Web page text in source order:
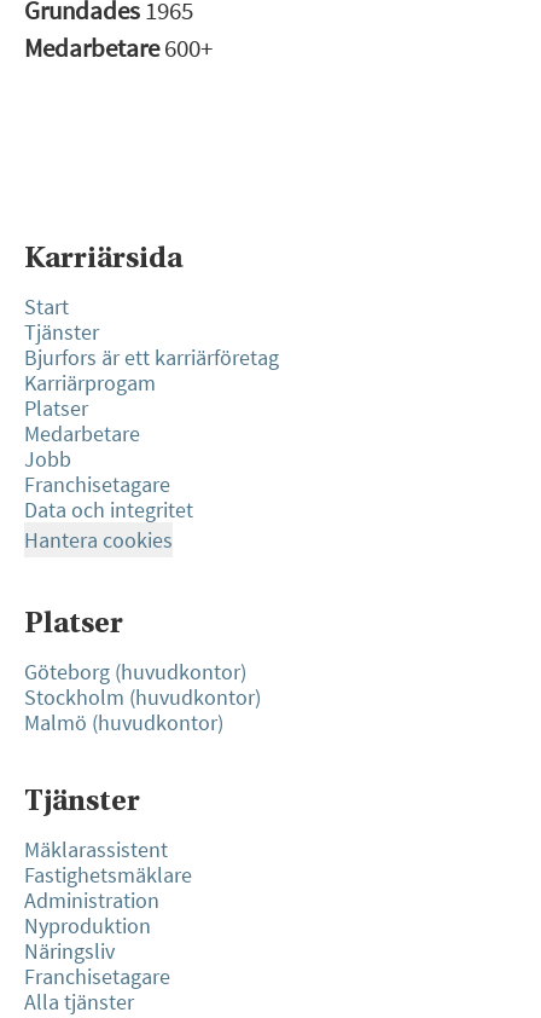
Grundades1965
Medarbetare600+
Karriärsida
Start
Tjänster
Bjurfors är ett karriärföretag
Karriärprogam
Platser
Medarbetare
Jobb
Franchisetagare
Data och integritet
Hantera cookies
Platser
Göteborg (huvudkontor)
Stockholm (huvudkontor)
Malmö (huvudkontor)
Tjänster
Mäklarassistent
Fastighetsmäklare
Administration
Nyproduktion
Näringsliv
Franchisetagare
Alla tjänster